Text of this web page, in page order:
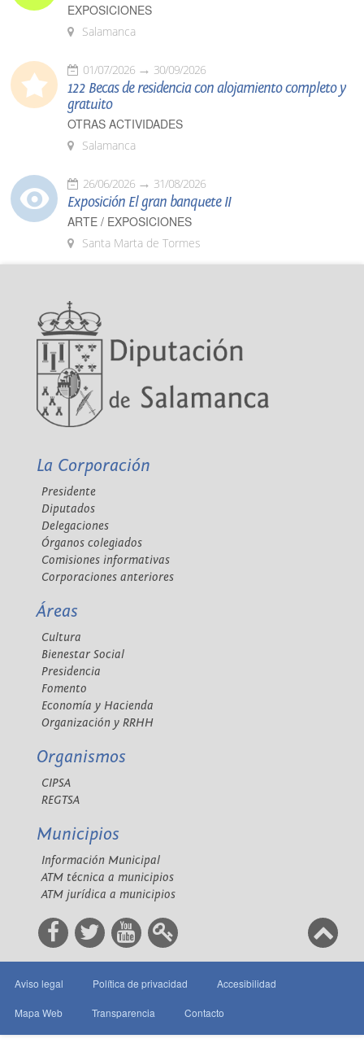
EXPOSICIONES
Salamanca
01/07/2026 30/09/2026
122 Becas de residencia con alojamiento completo y
gratuito
OTRAS ACTIVIDADES
Salamanca
26/06/2026 31/08/2026
Exposición El gran banquete II
ARTE / EXPOSICIONES
Santa Marta de Tormes
La Corporación
Presidente
Diputados
Delegaciones
Órganos colegiados
Comisiones informativas
Corporaciones anteriores
Áreas
Cultura
Bienestar Social
Presidencia
Fomento
Economía y Hacienda
Organización y RRHH
Organismos
CIPSA
REGTSA
Municipios
Información Municipal
ATM técnica a municipios
ATM jurídica a municipios
Aviso legal Política de privacidad Accesibilidad
Mapa Web Transparencia Contacto